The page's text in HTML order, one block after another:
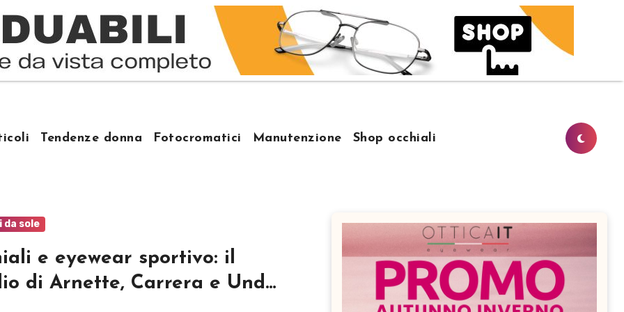
Tendenze donna Fotocromatici Manutenzione Shop occhiali
da sole
e eyewear sportivo: il
di Arnette, Carrera e Under